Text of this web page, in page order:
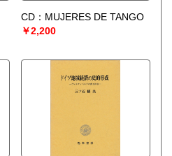
CD：MUJERES DE TANGO
￥2,200